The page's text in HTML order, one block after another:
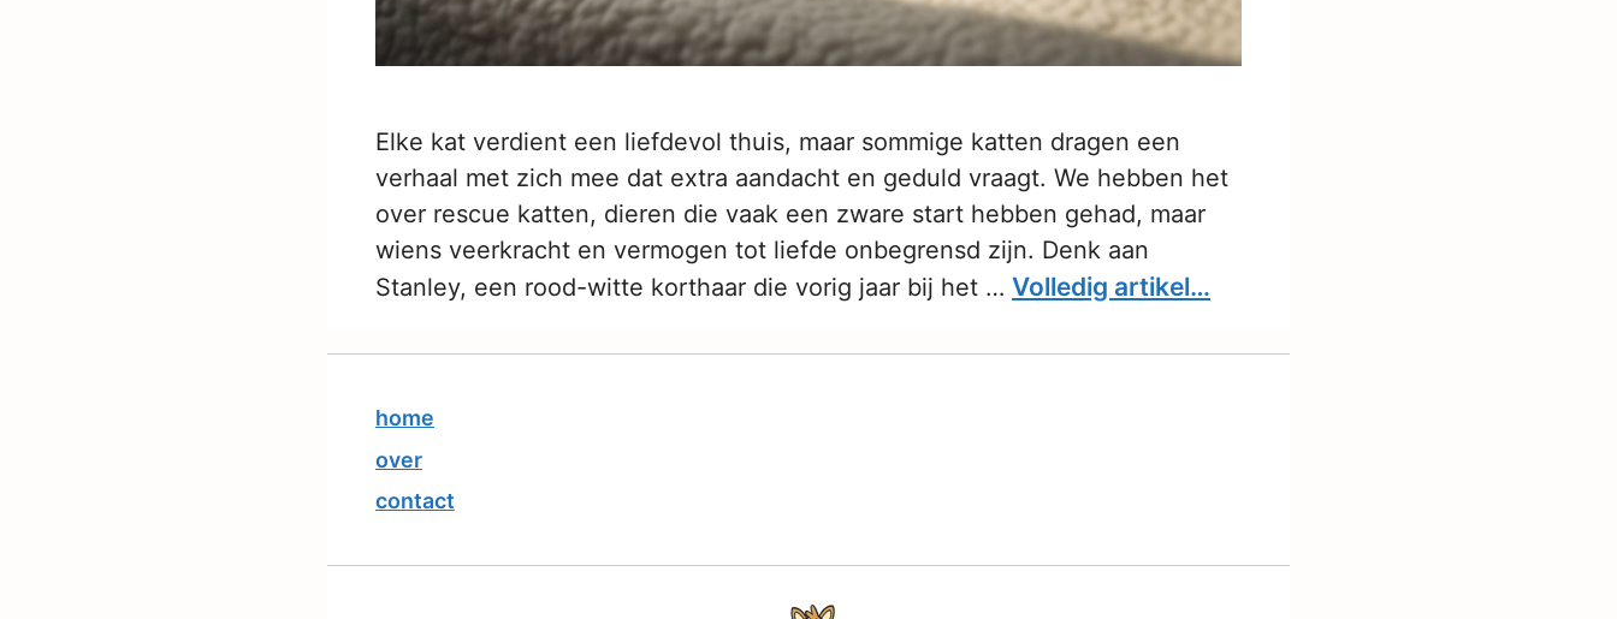
Elke kat verdient een liefdevol thuis, maar sommige katten dragen een
verhaal met zich mee dat extra aandacht en geduld vraagt. We hebben het
over rescue katten, dieren die vaak een zware start hebben gehad, maar
wiens veerkracht en vermogen tot liefde onbegrensd zijn. Denk aan
Stanley, een rood-witte korthaar die vorig jaar bij het … Volledig artikel…
home
over
contact